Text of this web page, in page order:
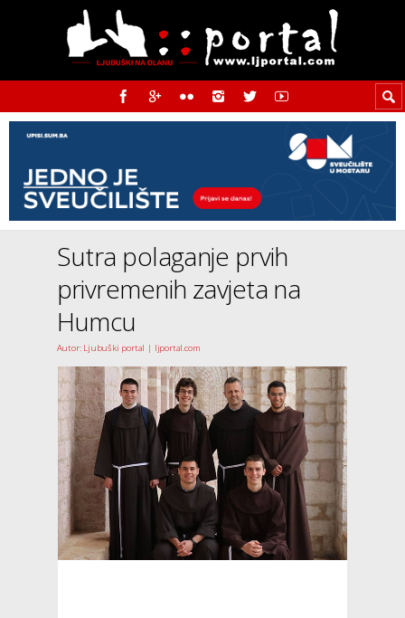
Sutra polaganje prvih
privremenih zavjeta na
Humcu
Autor: Ljubuški portal | ljportal.com